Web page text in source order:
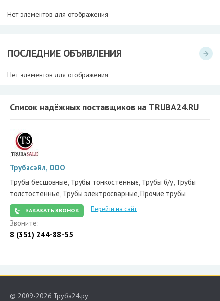
Нет элементов для отображения
ПОСЛЕДНИЕ ОБЪЯВЛЕНИЯ
Нет элементов для отображения
Список надёжных поставщиков на TRUBA24.RU
Трубасэйл, ООО
Трубы бесшовные, Трубы тонкостенные, Трубы б/у, Трубы
толстостенные, Трубы электросварные, Прочие трубы
ЗАКАЗАТЬ ЗВОНОК Перейти на сайт
Звоните:
8 (351) 244-88-55
© 2009-2026 Труба24.ру